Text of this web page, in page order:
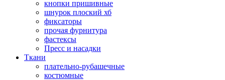
кнопки пришивные
шнурок плоский хб
фиксаторы
прочая фурнитура
фастексы
Пресс и насадки
Ткани
плательно-рубашечные
костюмные